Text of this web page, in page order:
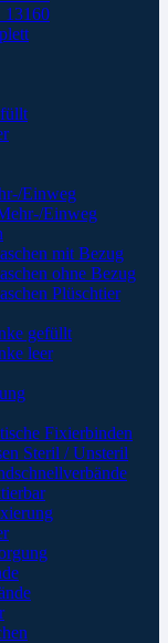
13160
Einweg
Einweg
mit Bezug
ohne Bezug
Plüschtier
gefüllt
leer
Fixierbinden
Steril / Unsteril